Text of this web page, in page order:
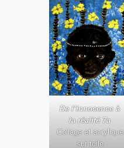
De l’innocence à
la réalité 7a
Collage et acrylique
sur toile